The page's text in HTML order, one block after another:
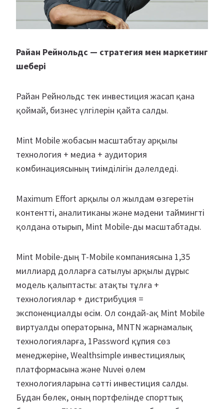
Райан Рейнольдс — стратегия мен маркетинг
шебері
Райан Рейнольдс тек инвестиция жасап қана
қоймай, бизнес үлгілерін қайта салды.
Mint Mobile жобасын масштабтау арқылы
технология + медиа + аудитория
комбинациясының тиімділігін дәлелдеді.
Maximum Effort арқылы ол жылдам өзгеретін
контентті, аналитиканы және мәдени таймингті
қолдана отырып, Mint Mobile-ды масштабтады.
Mint Mobile-дың T-Mobile компаниясына 1,35
миллиард долларға сатылуы арқылы дұрыс
модель қалыптасты: атақты тұлға +
технологиялар + дистрибуция =
экспоненциалды өсім. Ол сондай-ақ Mint Mobile
виртуалды операторына, MNTN жарнамалық
технологияларға, 1Password құпия сөз
менеджеріне, Wealthsimple инвестициялық
платформасына және Nuvei өлем
технологияларына сәтті инвестиция салды.
Бұдан бөлек, оның портфелінде спорттық